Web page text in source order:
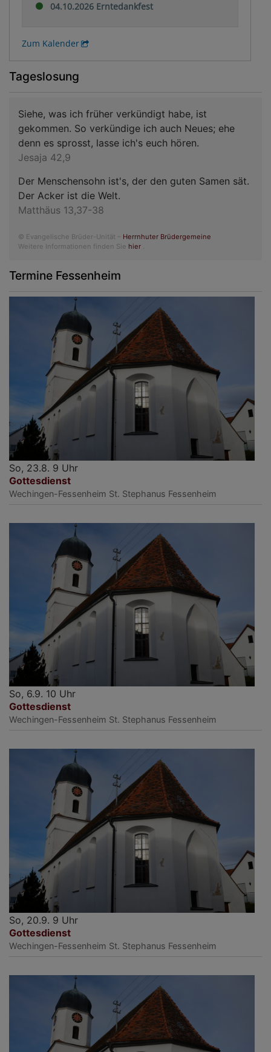
04.10.2026 Erntedankfest
Zum Kalender
Tageslosung
Siehe, was ich früher verkündigt habe, ist
gekommen. So verkündige ich auch Neues; ehe
denn es sprosst, lasse ich's euch hören.
Jesaja 42,9
Der Menschensohn ist's, der den guten Samen sät.
Der Acker ist die Welt.
Matthäus 13,37-38
© Evangelische Brüder-Unität – Herrnhuter Brüdergemeine
Weitere Informationen finden Sie hier .
Termine Fessenheim
So, 23.8. 9 Uhr
Gottesdienst
Wechingen-Fessenheim St. Stephanus Fessenheim
So, 6.9. 10 Uhr
Gottesdienst
Wechingen-Fessenheim St. Stephanus Fessenheim
So, 20.9. 9 Uhr
Gottesdienst
Wechingen-Fessenheim St. Stephanus Fessenheim